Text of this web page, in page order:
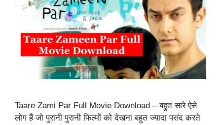
Taare Zami Par Full Movie Download – बहुत सारे ऐसे
लोग हैं जो पुरानी पुरानी फिल्मों को देखना बहुत ज्यादा पसंद करते